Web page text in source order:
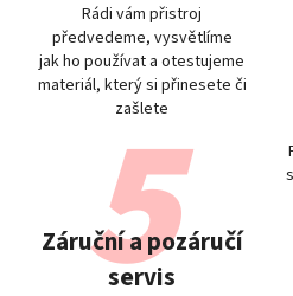
Rádi vám přistroj
předvedeme, vysvětlíme
jak ho používat a otestujeme
materiál, který si přinesete či
zašlete
Záruční a pozáručí
servis